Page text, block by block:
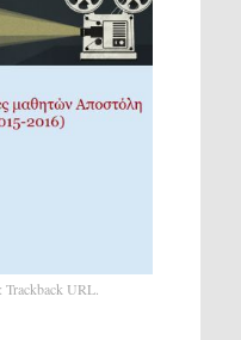
Trackback URL.